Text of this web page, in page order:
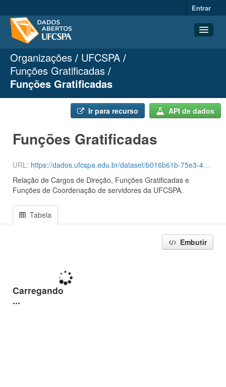
Entrar
Conjuntos de dados
Organizações
Grupos
Organizações
UFCSPA
Funções Gratificadas
Funções Gratificadas
Ir para recurso API de dados
Funções Gratificadas
URL: https://dados.ufcspa.edu.br/dataset/b016b61b-75e3-45e6-8343-be86712f71ba/resource/66dfe378-a943-4787-b750-1513f38f6f23/download/funcoes.csv
Relação de Cargos de Direção, Funções Gratificadas e
Funções de Coordenação de servidores da UFCSPA.
Tabela
Embutir